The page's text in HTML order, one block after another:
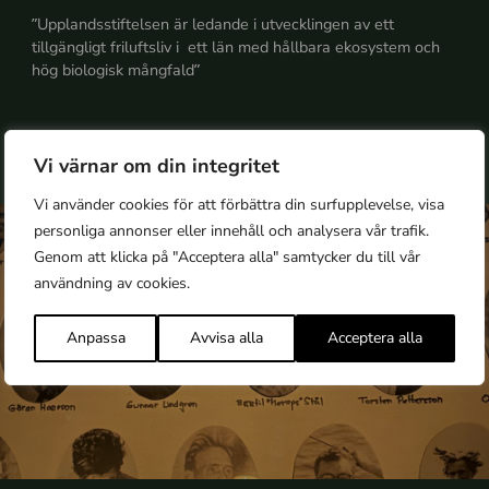
Vi värnar om din integritet
Vi använder cookies för att förbättra din surfupplevelse, visa
personliga annonser eller innehåll och analysera vår trafik.
Genom att klicka på "Acceptera alla" samtycker du till vår
användning av cookies.
Anpassa Avvisa alla Acceptera alla
”Upplandsstiftelsen är ledande i utvecklingen av ett
tillgängligt friluftsliv i ett län med hållbara ekosystem och
hög biologisk mångfald”